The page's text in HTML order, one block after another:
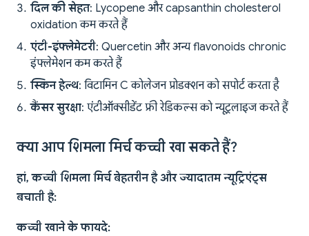
दिल की सेहत: Lycopene और capsanthin cholesterol
oxidation कम करते हैं
एंटी-इंफ्लेमेटरी: Quercetin और अन्य flavonoids chronic
इंफ्लेमेशन कम करते हैं
स्किन हेल्थ: विटामिन C कोलेजन प्रोडक्शन को सपोर्ट करता है
कैंसर सुरक्षा: एंटीऑक्सीडेंट फ्री रेडिकल्स को न्यूट्रलाइज करते हैं
क्या आप शिमला मिर्च कच्ची खा सकते हैं?
हां, कच्ची शिमला मिर्च बेहतरीन है और ज्यादातम न्यूट्रिएंट्स
बचाती है:
कच्ची खाने के फायदे: